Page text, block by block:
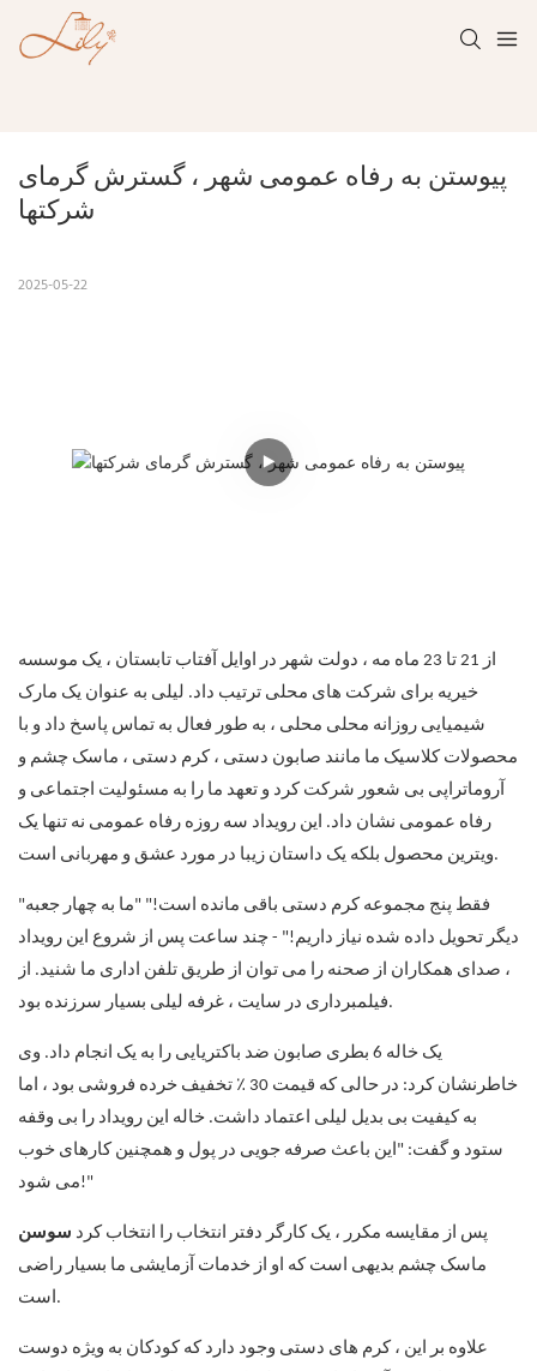
پیوستن به رفاه عمومی شهر ، گسترش گرمای
شرکتها
2025-05-22
از 21 تا 23 ماه مه ، دولت شهر در اوایل آفتاب تابستان ، یک موسسه
خیریه برای شرکت های محلی ترتیب داد. لیلی به عنوان یک مارک
شیمیایی روزانه محلی محلی ، به طور فعال به تماس پاسخ داد و با
محصولات کلاسیک ما مانند صابون دستی ، کرم دستی ، ماسک چشم و
آروماتراپی بی شعور شرکت کرد و تعهد ما را به مسئولیت اجتماعی و
رفاه عمومی نشان داد. این رویداد سه روزه رفاه عمومی نه تنها یک
ویترین محصول بلکه یک داستان زیبا در مورد عشق و مهربانی است.
"فقط پنج مجموعه کرم دستی باقی مانده است!" "ما به چهار جعبه
دیگر تحویل داده شده نیاز داریم!" - چند ساعت پس از شروع این رویداد
، صدای همکاران از صحنه را می توان از طریق تلفن اداری ما شنید. از
فیلمبرداری در سایت ، غرفه لیلی بسیار سرزنده بود.
یک خاله 6 بطری صابون ضد باکتریایی را به یک انجام داد. وی
خاطرنشان کرد: در حالی که قیمت 30 ٪ تخفیف خرده فروشی بود ، اما
به کیفیت بی بدیل لیلی اعتماد داشت. خاله این رویداد را بی وقفه
ستود و گفت: "این باعث صرفه جویی در پول و همچنین کارهای خوب
می شود!"
پس از مقایسه مکرر ، یک کارگر دفتر انتخاب را انتخاب کرد سوسن
ماسک چشم بدیهی است که او از خدمات آزمایشی ما بسیار راضی
است.
علاوه بر این ، کرم های دستی وجود دارد که کودکان به ویژه دوست